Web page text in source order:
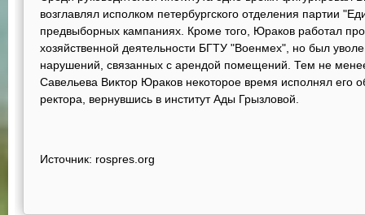
возглавлял исполком петербургского отделения партии
предвыборных кампаниях. Кроме того, Юраков работал
хозяйственной деятельности БГТУ "Военмех", но был
нарушений, связанных с арендой помещений. Тем не
Савельева Виктор Юраков некоторое время исполнял его
ректора, вернувшись в институт Ады Грызловой.
Источник: rospres.org